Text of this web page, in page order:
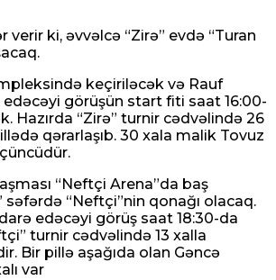
verir ki, əvvəlcə “Zirə” evdə “Turan
keçiriləcək və Rauf
görüşün start fiti saat 16:00-
Hazırda “Zirə” turnir cədvəlində 26
qərarlaşıb. 30 xala malik Tovuz
“Neftçi Arena”da baş
səfərdə “Neftçi”nin qonağı olacaq.
edəcəyi görüş saat 18:30-da
turnir cədvəlində 13 xalla
Bir pillə aşağıda olan Gəncə
var